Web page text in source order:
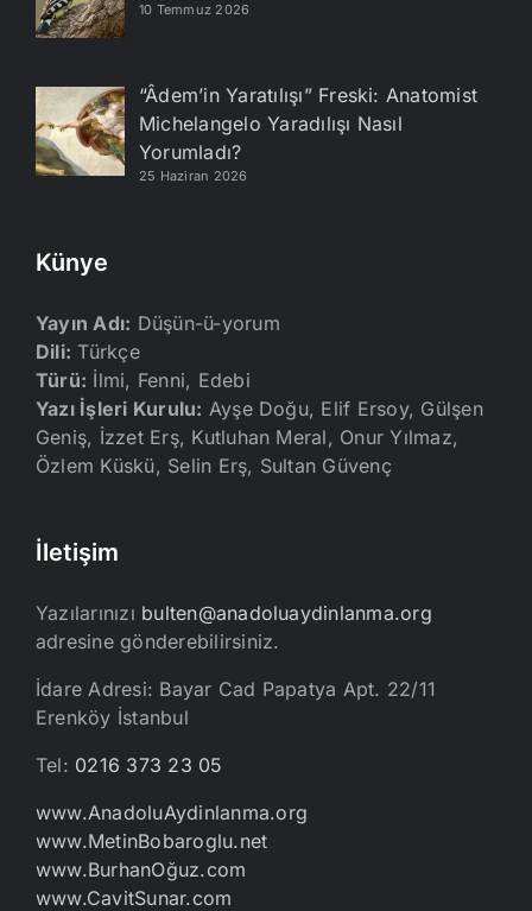
10 Temmuz 2026
“Âdem’in Yaratılışı” Freski: Anatomist
Michelangelo Yaradılışı Nasıl
Yorumladı?
25 Haziran 2026
Künye
Yayın Adı: Düşün-ü-yorum
Dili: Türkçe
Türü: İlmi, Fenni, Edebi
Yazı İşleri Kurulu: Ayşe Doğu, Elif Ersoy, Gülşen
Geniş, İzzet Erş, Kutluhan Meral, Onur Yılmaz,
Özlem Küskü, Selin Erş, Sultan Güvenç
İletişim
Yazılarınızı bulten@anadoluaydinlanma.org
adresine gönderebilirsiniz.
İdare Adresi: Bayar Cad Papatya Apt. 22/11
Erenköy İstanbul
Tel: 0216 373 23 05
www.AnadoluAydinlanma.org
www.MetinBobaroglu.net
www.BurhanOğuz.com
www.CavitSunar.com